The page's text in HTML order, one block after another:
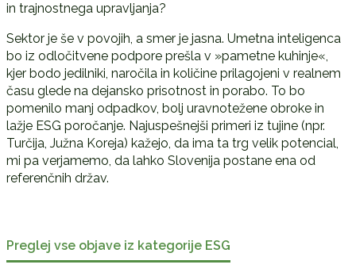
in trajnostnega upravljanja?
Sektor je še v povojih, a smer je jasna. Umetna inteligenca
bo iz odločitvene podpore prešla v »pametne kuhinje«,
kjer bodo jedilniki, naročila in količine prilagojeni v realnem
času glede na dejansko prisotnost in porabo. To bo
pomenilo manj odpadkov, bolj uravnotežene obroke in
lažje ESG poročanje. Najuspešnejši primeri iz tujine (npr.
Turčija, Južna Koreja) kažejo, da ima ta trg velik potencial,
mi pa verjamemo, da lahko Slovenija postane ena od
referenčnih držav.
Preglej vse objave iz kategorije ESG